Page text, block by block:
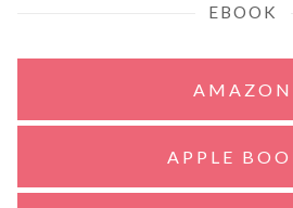
EBOOK
AMAZON
APPLE